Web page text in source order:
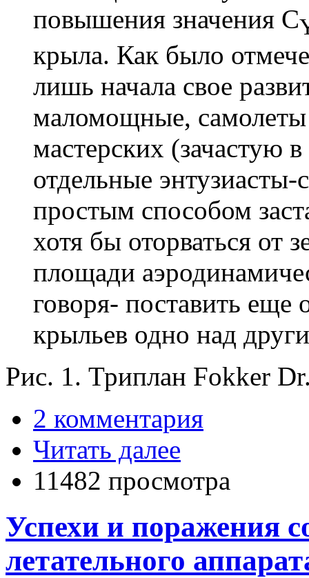
повышения значения С
крыла. Как было
лишь начала свое
маломощные, самолеты
мастерских (зачастую
отдельные
простым способом
хотя бы оторваться от
площади
говоря- поставить еще
крыльев одно над
Рис. 1. Триплан Fokker
2 комментария
Читать далее
11482 просмотра
Успехи и поражения
летательного